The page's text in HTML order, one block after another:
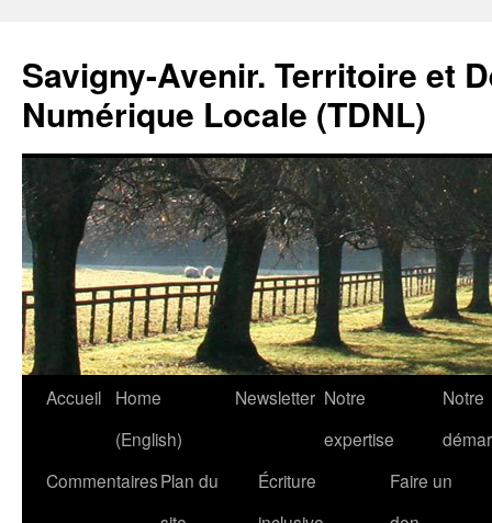
Savigny-Avenir. Territoire et
Numérique Locale (TDNL)
Aller
contenu
Accueil
Home
(English)
Newsletter Notre
expertise
Notre
CommentairesPlan du
Écriture
Faire un